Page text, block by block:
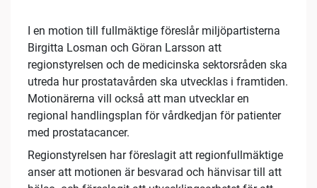
I en motion till fullmäktige föreslår miljöpartisterna
Birgitta Losman och Göran Larsson att
regionstyrelsen och de medicinska sektorsråden ska
utreda hur prostatavården ska utvecklas i framtiden.
Motionärerna vill också att man utvecklar en
regional handlingsplan för vårdkedjan för patienter
med prostatacancer.
Regionstyrelsen har föreslagit att regionfullmäktige
anser att motionen är besvarad och hänvisar till att